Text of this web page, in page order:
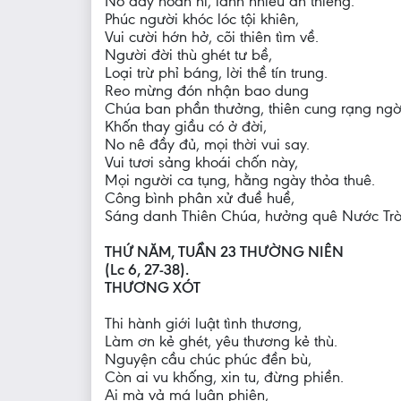
Phúc người khóc lóc tội khiên,
Vui cười hớn hở, cõi thiên tìm về.
Người đời thù ghét tư bề,
Loại trừ phỉ báng, lời thề tín trung.
Reo mừng đón nhận bao dung
Chúa ban phần thưởng, thiên cung rạng
Khốn thay giầu có ở đời,
No nê đầy đủ, mọi thời vui say.
Vui tươi sảng khoái chốn này,
Mọi người ca tụng, hằng ngày thỏa thuê.
Công bình phân xử đuề huề,
Sáng danh Thiên Chúa, hưởng quê Nước
THỨ NĂM, TUẦN 23 THƯỜNG NIÊN
(Lc 6, 27-38).
THƯƠNG XÓT
Thi hành giới luật tình thương,
Làm ơn kẻ ghét, yêu thương kẻ thù.
Nguyện cầu chúc phúc đền bù,
Còn ai vu khống, xin tu, đừng phiền.
Ai mà vả má luân phiên,